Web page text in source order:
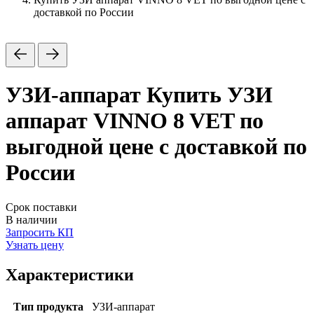
доставкой по России
УЗИ-аппарат Купить УЗИ
аппарат VINNO 8 VET по
выгодной цене с доставкой по
России
Срок поставки
В наличии
Запросить КП
Узнать цену
Характеристики
Тип продукта УЗИ-аппарат